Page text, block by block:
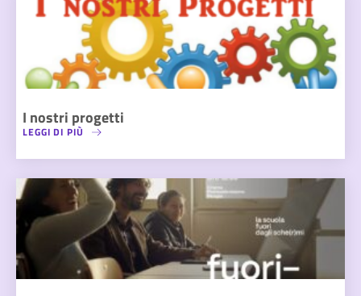
I nostri progetti
LEGGI DI PIÙ